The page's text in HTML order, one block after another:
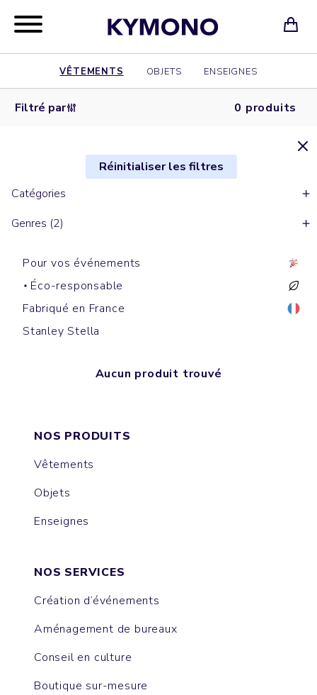
VÊTEMENTS OBJETS ENSEIGNES
Filtré par 0 produits
Réinitialiser les filtres
Catégories
Genres (2)
Pour vos événements
Éco-responsable
Fabriqué en France
Stanley Stella
Aucun produit trouvé
NOS PRODUITS
Vêtements
Objets
Enseignes
NOS SERVICES
Création d’événements
Aménagement de bureaux
Conseil en culture
Boutique sur-mesure